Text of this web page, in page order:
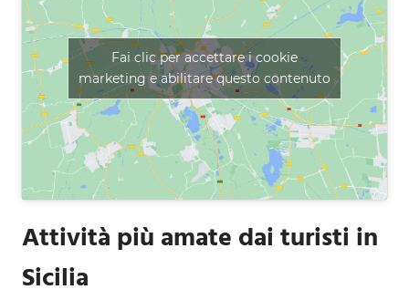
Fai clic per accettare i cookie
marketing e abilitare questo contenuto
Attività più amate dai turisti in
Sicilia